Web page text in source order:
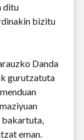
ditu
bizitu
Danda
gurutzatuta
bakartuta,
eman.